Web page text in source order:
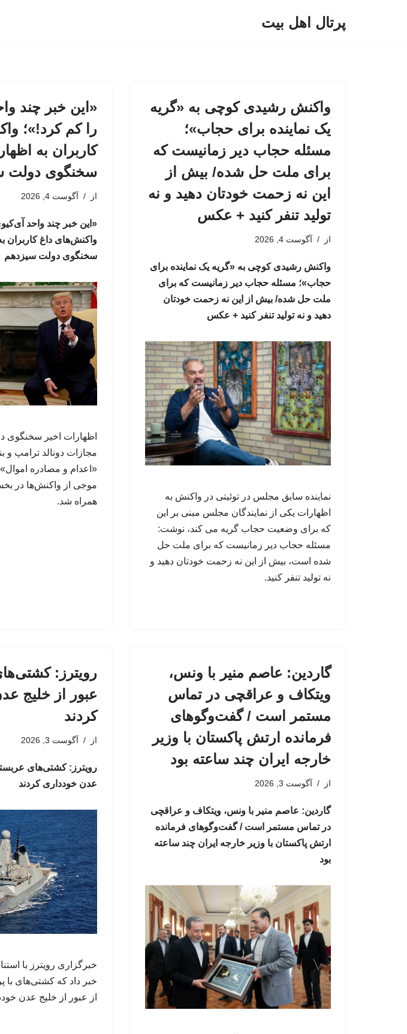
پرتال اهل بیت
واکنش رشیدی کوچی به «گریه
یک نماینده برای حجاب»؛
مسئله حجاب دیر زمانیست که
برای ملت حل شده/ بیش از
این نه زحمت خودتان دهید و نه
تولید تنفر کنید + عکس
از آگوست 4, 2026
واکنش رشیدی کوچی به «گریه یک نماینده برای
حجاب»؛ مسئله حجاب دیر زمانیست که برای
ملت حل شده/ بیش از این نه زحمت خودتان
دهید و نه تولید تنفر کنید + عکس
نماینده سابق مجلس در توئیتی در واکنش به
اظهارات یکی از نمایندگان مجلس مبنی بر این
که برای وضعیت حجاب گریه می کند، نوشت:
‏مسئله حجاب دیر زمانیست که برای ملت حل
شده است، بیش از این نه زحمت خودتان دهید و
نه تولید تنفر کنید.
«این خبر چند
را کم کرد!»؛
کاربران به
سخنگوی دولت
از آگوست 4, 2026
«این خبر چند واحد
واکنش‌های داغ کاربران
سخنگوی دولت سیزدهم
اظهارات اخیر سخنگوی
مجازات دونالد ترامپ و
«اعدام و مصادره
موجی از واکنش‌ها در
همراه شد.
گاردین: عاصم منیر با ونس،
ویتکاف و عراقچی در تماس
مستمر است / گفت‌وگوهای
فرمانده ارتش پاکستان با وزیر
خارجه ایران چند ساعته بود
از آگوست 3, 2026
گاردین: عاصم منیر با ونس، ویتکاف و عراقچی
در تماس مستمر است / گفت‌وگوهای فرمانده
ارتش پاکستان با وزیر خارجه ایران چند ساعته
بود
رویترز:
عبور از خلیج
کردند
از آگوست 3, 2026
رویترز: کشتی‌های
عدن خودداری کردند
خبرگزاری رویترز با
خبر داد که کشتی‌های
از عبور از خلیج عدن